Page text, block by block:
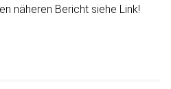
näheren Bericht siehe Link!